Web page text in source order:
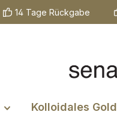
14 Tage Rückgabe
Kolloidales Gold